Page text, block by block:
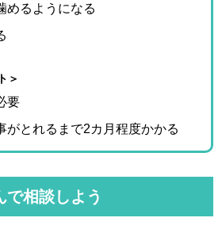
めるようになる
＞
要
がとれるまで2カ月程度かかる
で相談しよう